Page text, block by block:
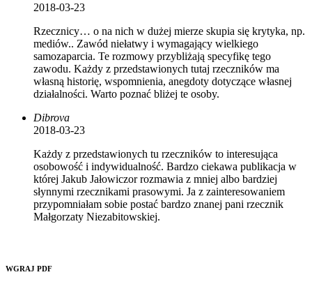
2018-03-23
Rzecznicy… o na nich w dużej mierze skupia się krytyka, np.
mediów.. Zawód niełatwy i wymagający wielkiego
samozaparcia. Te rozmowy przybliżają specyfikę tego
zawodu. Każdy z przedstawionych tutaj rzeczników ma
własną historię, wspomnienia, anegdoty dotyczące własnej
działalności. Warto poznać bliżej te osoby.
Dibrova
2018-03-23
Każdy z przedstawionych tu rzeczników to interesująca
osobowość i indywidualność. Bardzo ciekawa publikacja w
której Jakub Jałowiczor rozmawia z mniej albo bardziej
słynnymi rzecznikami prasowymi. Ja z zainteresowaniem
przypomniałam sobie postać bardzo znanej pani rzecznik
Małgorzaty Niezabitowskiej.
WGRAJ PDF